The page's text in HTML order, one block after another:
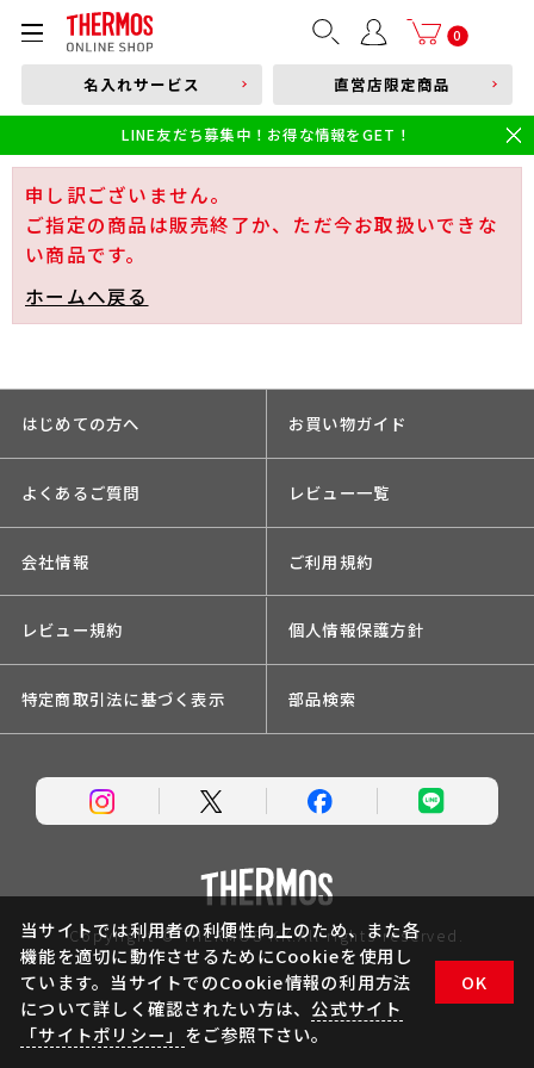
0
部品購入はこちら
本体品番やキーワードを入力
食洗機対応 新製品
幼児・園児向け水筒
小学生 低・中学年向け水筒
小学生 中・高学年向け水筒
名入れサービス 直営店限定商品
LINE友だち募集中！お得な情報をGET！
申し訳ございません。
ご指定の商品は販売終了か、ただ今お取扱いできな
い商品です。
ホームへ戻る
はじめての方へ お買い物ガイド
よくあるご質問 レビュー一覧
会社情報 ご利用規約
レビュー規約 個人情報保護方針
特定商取引法に基づく表示 部品検索
Copyright © THERMOS KK.All rights reserved.
当サイトでは利用者の利便性向上のため、また各
機能を適切に動作させるためにCookieを使用し
ています。当サイトでのCookie情報の利用方法
について詳しく確認されたい方は、 公式サイト
「サイトポリシー」 をご参照下さい。
OK